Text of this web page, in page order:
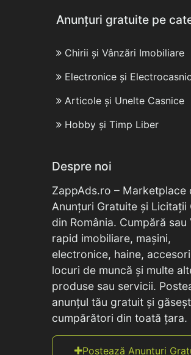
Anunțuri gratuite pe
Chirii și Vânzări Imobiliare
Electronice și
Articole și Unelte Casnice
Hobby și Timp Liber
Despre noi
ZappAds.ro – Marketplace
Anunțuri Gratuite și Licitații
din România. Cumpără sau
rapid imobiliare, mașini,
electronice, haine,
locuri de muncă și multe
produse sau servicii.
anunțul tău gratuit și
cumpărători din toată țara.
Postează Anunțuri